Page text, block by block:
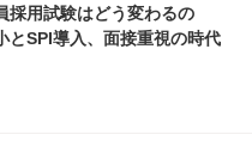
採用試験はどう変わるの
SPI導入、面接重視の時代